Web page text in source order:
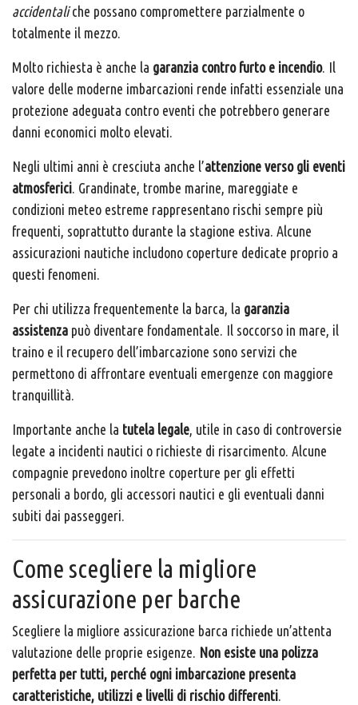
accidentaliche possano compromettere parzialmente o
totalmente il mezzo.
Molto richiesta è anche la garanzia contro furto e incendio. Il
valore delle moderne imbarcazioni rende infatti essenziale una
protezione adeguata contro eventi che potrebbero generare
danni economici molto elevati.
Negli ultimi anni è cresciuta anche l’attenzione verso gli eventi
atmosferici . Grandinate, trombe marine, mareggiate e
condizioni meteo estreme rappresentano rischi sempre più
frequenti, soprattutto durante la stagione estiva. Alcune
assicurazioni nautiche includono coperture dedicate proprio a
questi fenomeni.
Per chi utilizza frequentemente la barca, la garanzia
assistenza può diventare fondamentale. Il soccorso in mare, il
traino e il recupero dell’imbarcazione sono servizi che
permettono di affrontare eventuali emergenze con maggiore
tranquillità.
Importante anche la tutela legale , utile in caso di controversie
legate a incidenti nautici o richieste di risarcimento. Alcune
compagnie prevedono inoltre coperture per gli effetti
personali a bordo, gli accessori nautici e gli eventuali danni
subiti dai passeggeri.
Come scegliere la migliore
assicurazione per barche
Scegliere la migliore assicurazione barca richiede un’attenta
valutazione delle proprie esigenze. Non esiste una polizza
perfetta per tutti, perché ogni imbarcazione presenta
caratteristiche, utilizzi e livelli di rischio differenti